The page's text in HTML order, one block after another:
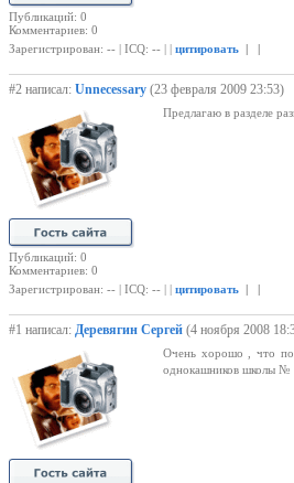
Публикаций: 0
Комментариев: 0
Зарегистрирован: -- | ICQ: -- | | цитировать | |
#2 написал: Unnecessary (23 февраля 2009 23:53)
Публикаций: 0
Комментариев: 0
Предлагаю в разделе
Зарегистрирован: -- | ICQ: -- | | цитировать | |
#1 написал: Деревягин Сергей (4 ноября 2008
Очень хорошо , что
однокашников школы №